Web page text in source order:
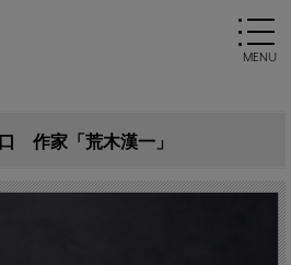
作家「荒木漢一」